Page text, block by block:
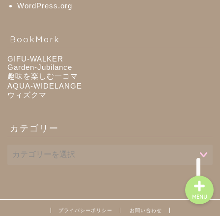
WordPress.org
BookMark
GIFU-WALKER
Garden-Jubilance
趣味を楽しむ一コマ
AQUA-WIDELANGE
ウィズクマ
カテゴリー
プライバシーポリシー お問い合わせ
MENU
川辺町